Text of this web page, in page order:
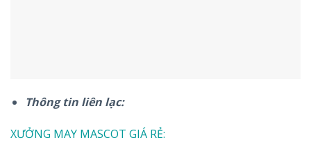
Thông tin liên lạc:
XƯỞNG MAY MASCOT GIÁ RẺ: